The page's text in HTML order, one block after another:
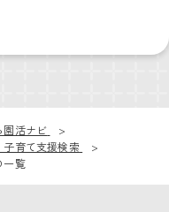
園活ナビ
育て支援検索
一覧